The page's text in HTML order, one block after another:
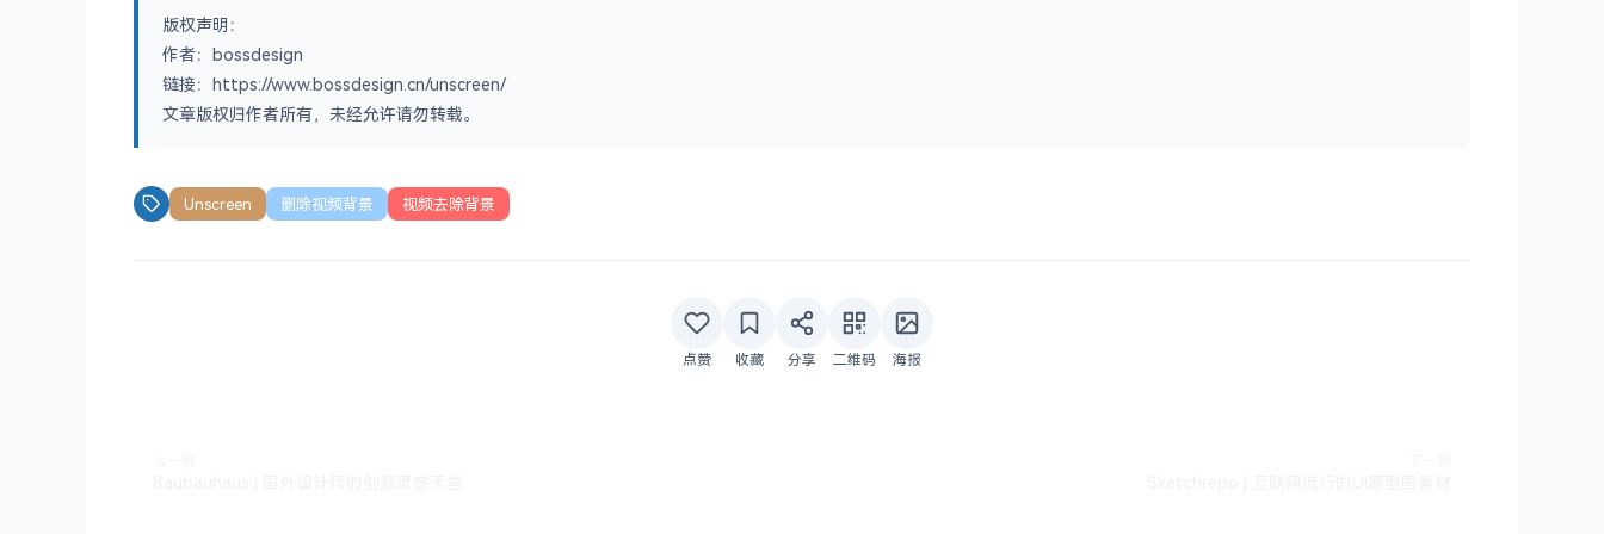
版权声明：
作者：bossdesign
链接：https://www.bossdesign.cn/unscreen/
文章版权归作者所有，未经允许请勿转载。
Unscreen 删除视频背景 视频去除背景
点赞 收藏 分享 二维码 海报